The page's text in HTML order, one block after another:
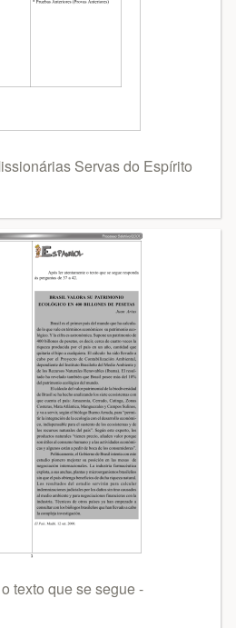
Servas do Espírito
texto que se segue -